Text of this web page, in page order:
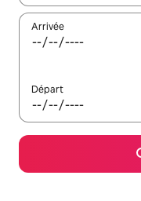
Arrivée
Départ